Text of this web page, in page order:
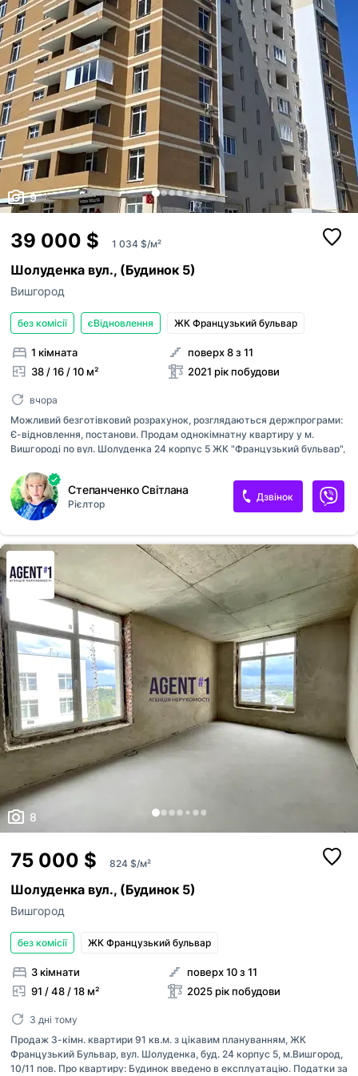
9
39 000 $ 1 034 $/м²
Шолуденка вул., (Будинок 5)
Вишгород
без комісії єВідновлення ЖК Французький бульвар
1 кімната
38 / 16 / 10 м²
поверх 8 з 11
2021 рік побудови
вчора
Можливий безготівковий розрахунок, розглядаються держпрограми:
Є-відновлення, постанови. Продам однокімнатну квартиру у м.
Вишгороді по вул. Шолуденка 24 корпус 5 ЖК "Французький бульвар",
будинку, загальною площею 37,7 кв.м., кімната 16,1 кв.м., кухня 9,7
кв.м., стан після будівельників, зроблена чорнова штукатурка, під
ремонт, лоджія не засклена, санвузол сумісний, до квартири
підведені точки комунікацій, є лічильники на газ, електрику, воду.
Квартира з індивідуальним опаленням, встановлений двоконтурний
газовий котел. Поруч з будинком знаходяться укриття, зупинки
громадського транспорту, кав'ярні, магазини. Неподалік
супермарке...
Степанченко Світлана
Рієлтор
Дзвінок
8
75 000 $ 824 $/м²
Шолуденка вул., (Будинок 5)
Вишгород
без комісії ЖК Французький бульвар
3 кімнати
91 / 48 / 18 м²
поверх 10 з 11
2025 рік побудови
3 дні тому
Продаж 3-кімн. квартири 91 кв.м. з цікавим плануванням, ЖК
Французький Бульвар, вул. Шолуденка, буд. 24 корпус 5, м.Вишгород,
10/11 пов. Про квартиру: Будинок введено в експлуатацію. Податки за
Оголошення неактуальне
Неправильні фото
Неправильне відео
Неправильна адреса
Інше
Я - власник об'єкту
Це мій ексклюзив
Об'єкт не існує
Прикріпити файл
Максимум 10 Мб на одне фото, формат: jpeg/
Надіслати
ким із рієлторів вашого агентства їх закріпити.
Зареєструйте рієлторів АН наRIELTOR.UA
привʼяжіть їхні акаунти до акаунту АН, щоб:
бачити сукупну статистику та витрати
оголошенням ваших рієлторів,
поповнювати баланс вашим рієлторам,
бачити в кабінеті всі оголошення,
вашими рієлторами,
оголошення рієлторів були брендовані
вашого АН